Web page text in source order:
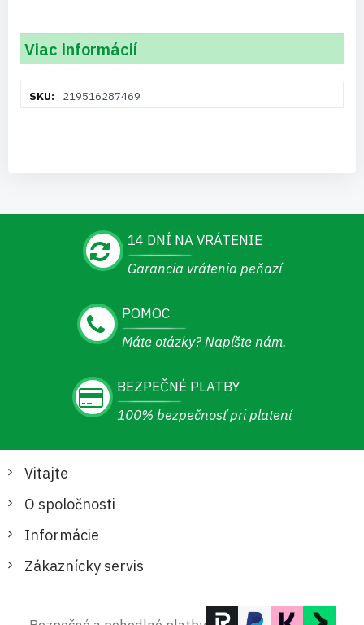
Viac informácií
informácií219516287469
14 DNÍ NA VRÁTENIE
Garancia vrátenia peňazí
POMOC
Máte otázky? Napíšte nám.
BEZPEČNÉ PLATBY
100% bezpečnosť pri platení
Vitajte
O spoločnosti
Informácie
Zákaznícky servis